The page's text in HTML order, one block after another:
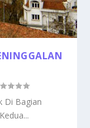
Di Bagian